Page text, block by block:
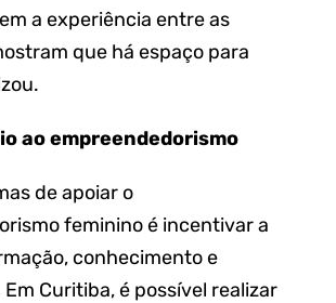
a experiência entre as
que há espaço para
ao empreendedorismo
de apoiar o
feminino é incentivar a
conhecimento e
Curitiba, é possível realizar